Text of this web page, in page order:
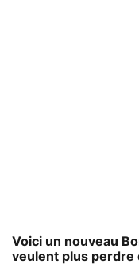
Voici un nouveau
veulent plus perdre